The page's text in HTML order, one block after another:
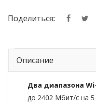
Поделиться:
Описание
Два диапазона
до 2402 Мбит/с на 5